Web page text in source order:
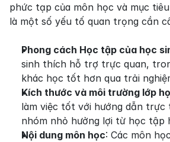
phức tạp của môn học và mục
là một số yếu tố quan trọng cần
Phong cách Học tập của học
sinh thích hỗ trợ trực quan,
khác học tốt hơn qua trải
Kích thước và môi trường lớp
làm việc tốt với hướng dẫn trực
nhóm nhỏ hưởng lợi từ học tập
Nội dung môn học: Các môn